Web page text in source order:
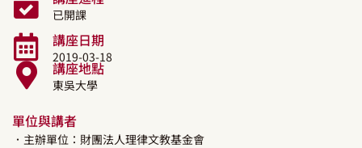
已開課
講座日期
2019-03-18
講座地點
東吳大學
單位與講者
．主辦單位：財團法人理律文教基金會